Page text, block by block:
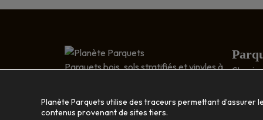
Parquets bois, sols stratifiés et vinyles à
ZA RAGON
Classic
Bois
Planète Parquets utilise des traceurs permettant
contenus provenant de sites tiers.